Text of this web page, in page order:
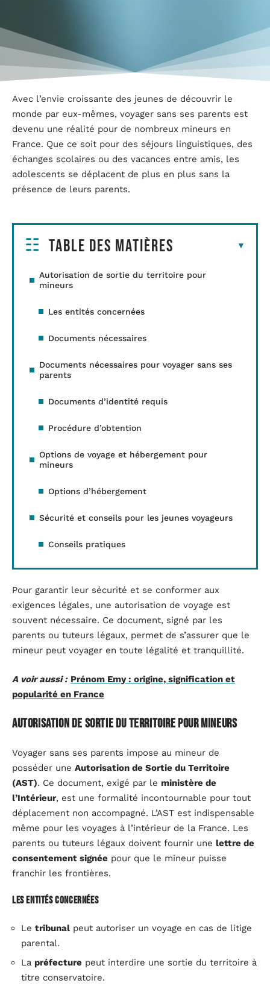
Avec l’envie croissante des jeunes de découvrir le
monde par eux-mêmes, voyager sans ses parents est
devenu une réalité pour de nombreux mineurs en
France. Que ce soit pour des séjours linguistiques, des
échanges scolaires ou des vacances entre amis, les
adolescents se déplacent de plus en plus sans la
présence de leurs parents.
Table des matières
Autorisation de sortie du territoire pour
mineurs
Les entités concernées
Documents nécessaires
Documents nécessaires pour voyager sans ses
parents
Documents d’identité requis
Procédure d’obtention
Options de voyage et hébergement pour
mineurs
Options d’hébergement
Sécurité et conseils pour les jeunes voyageurs
Conseils pratiques
Pour garantir leur sécurité et se conformer aux
exigences légales, une autorisation de voyage est
souvent nécessaire. Ce document, signé par les
parents ou tuteurs légaux, permet de s’assurer que le
mineur peut voyager en toute légalité et tranquillité.
A voir aussi : Prénom Emy : origine, signification et
popularité en France
Autorisation de sortie du territoire pour mineurs
Voyager sans ses parents impose au mineur de
posséder une Autorisation de Sortie du Territoire
(AST). Ce document, exigé par le ministère de
l’Intérieur, est une formalité incontournable pour tout
déplacement non accompagné. L’AST est indispensable
même pour les voyages à l’intérieur de la France. Les
parents ou tuteurs légaux doivent fournir une lettre de
consentement signée pour que le mineur puisse
franchir les frontières.
Les entités concernées
Le tribunal peut autoriser un voyage en cas de litige
parental.
La préfecture peut interdire une sortie du territoire à
titre conservatoire.